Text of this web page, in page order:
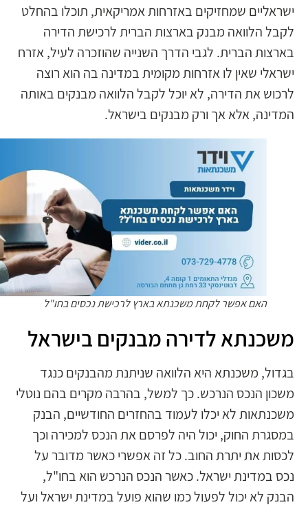
ישראליים שמחזיקים באזרחות אמריקאית, תוכלו בהחלט
לקבל הלוואה מבנק בארצות הברית לרכישת הדירה
בארצות הברית. לגבי הדרך השנייה שהוזכרה לעיל, אזרח
ישראלי שאין לו אזרחות מקומית במדינה בה הוא רוצה
לרכוש את הדירה, לא יוכל לקבל הלוואה מבנקים באותה
המדינה, אלא אך ורק מבנקים בישראל.
האם אפשר לקחת משכנתא בארץ לרכישת נכסים בחו"ל
משכנתא לדירה מבנקים בישראל
בגדול, משכנתא היא הלוואה שניתנת מהבנקים כנגד
משכון הנכס הנרכש. כך למשל, בהרבה מקרים בהם נוטלי
משכנתאות לא יכלו לעמוד בהחזרים החודשיים, הבנק
במסגרת החוק, יכול היה לפרסם את הנכס למכירה וכך
לכסות את יתרת החוב. כל זה אפשרי כאשר מדובר על
נכס במדינת ישראל. כאשר הנכס הנרכש הוא בחו"ל,
הבנק לא יכול לפעול כמו שהוא פועל במדינת ישראל ועל